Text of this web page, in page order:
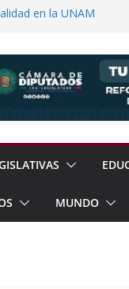
en la UNAM
en Baja
MUNDO